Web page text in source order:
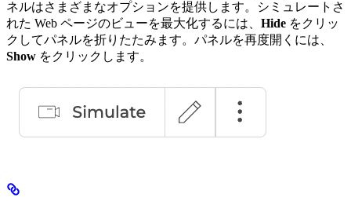
ネルはさまざまなオプションを提供します。シミュレートさ
れた Web ページのビューを最大化するには、 Hide をクリッ
クしてパネルを折りたたみます。パネルを再度開くには、
Show をクリックします。